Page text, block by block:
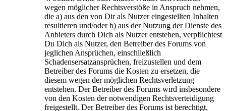
wegen möglicher Rechtsverstöße in Anspruch nehmen,
die a) aus den von Dir als Nutzer eingestellten Inhalten
resultieren und/oder b) aus der Nutzung der Dienste des
Anbieters durch Dich als Nutzer entstehen, verpflichtest
Du Dich als Nutzer, den Betreiber des Forums von
jeglichen Ansprüchen, einschließlich
Schadensersatzansprüchen, freizustellen und dem
Betreiber des Forums die Kosten zu ersetzen, die
diesem wegen der möglichen Rechtsverletzung
entstehen. Der Betreiber des Forums wird insbesondere
von den Kosten der notwendigen Rechtsverteidigung
freigestellt. Der Betreiber des Forums ist berechtigt,